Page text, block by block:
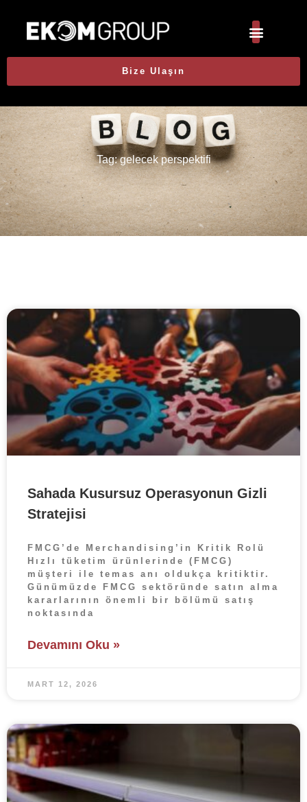
Bize Ulaşın
Tag: gelecek perspektifi
Sahada Kusursuz Operasyonun Gizli
Stratejisi
FMCG’de Merchandising’in Kritik Rolü
Hızlı tüketim ürünlerinde (FMCG)
müşteri ile temas anı oldukça kritiktir.
Günümüzde FMCG sektöründe satın alma
kararlarının önemli bir bölümü satış
noktasında
Devamını Oku »
MART 12, 2026